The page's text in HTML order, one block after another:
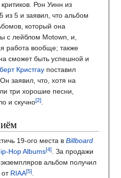
Рон Уинн из
из 5 и заявил, что альбом
который она
с лейблом Motown, и,
работа вообще; также
сможет быть успешной и
Кристгау поставил
заявил, что, хотя на
три хорошие песни,
и скучно
.
19-ого места в Billboard
Hop Albums
. За продажи
альбом получил
от RIAA .